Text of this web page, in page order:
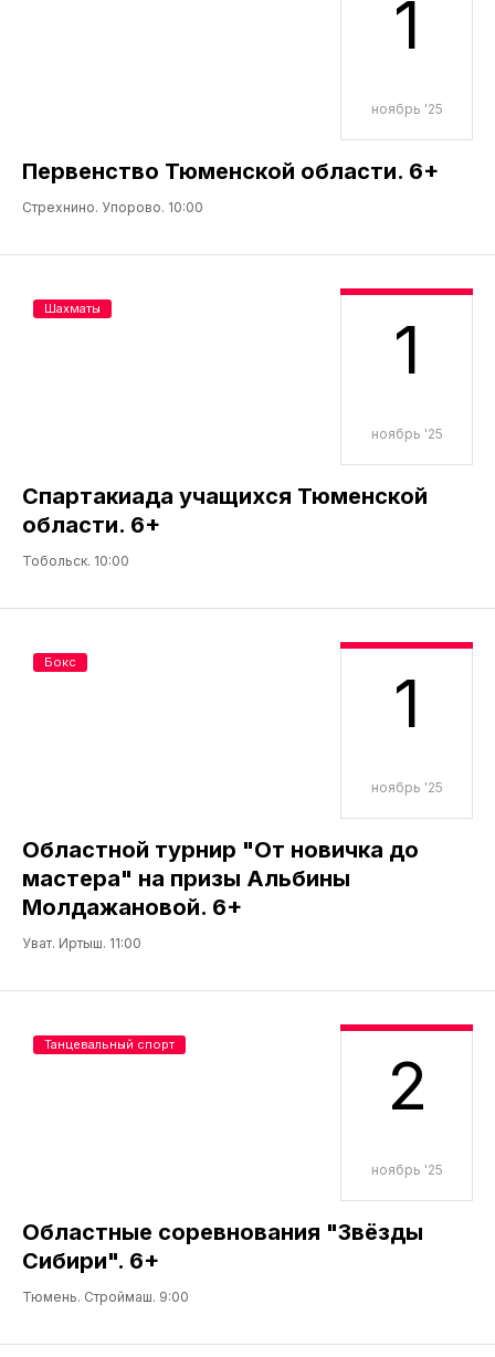
1
ноябрь '25
Первенство Тюменской области. 6+
Стрехнино. Упорово. 10:00
1
ноябрь '25
Спартакиада учащихся Тюменской
области. 6+
Тобольск. 10:00
Шахматы
1
ноябрь '25
Областной турнир "От новичка до
мастера" на призы Альбины
Молдажановой. 6+
Уват. Иртыш. 11:00
Бокс
2
ноябрь '25
Областные соревнования "Звёзды
Сибири". 6+
Тюмень. Строймаш. 9:00
Танцевальный спорт